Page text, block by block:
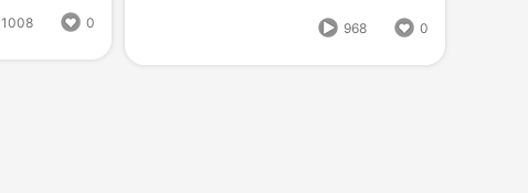
968
iYX02220279
1008 0 968 0